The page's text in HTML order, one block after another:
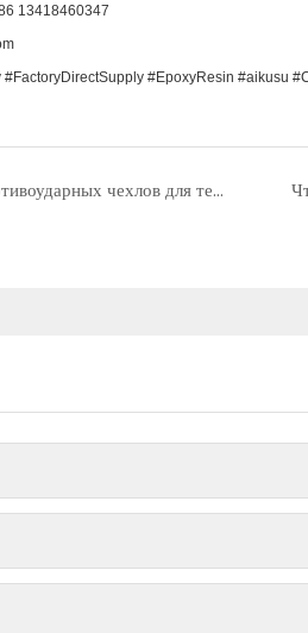
13418460347
#EpoxyResin #aikusu
Производители противоударных чехлов для телефонов: как найти надежных поставщиков вместительных чехлов